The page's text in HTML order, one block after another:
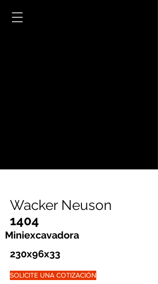
Wacker Neuson
1404
Miniexcavadora
230x96x33
SOLICITE UNA COTIZACIÓN